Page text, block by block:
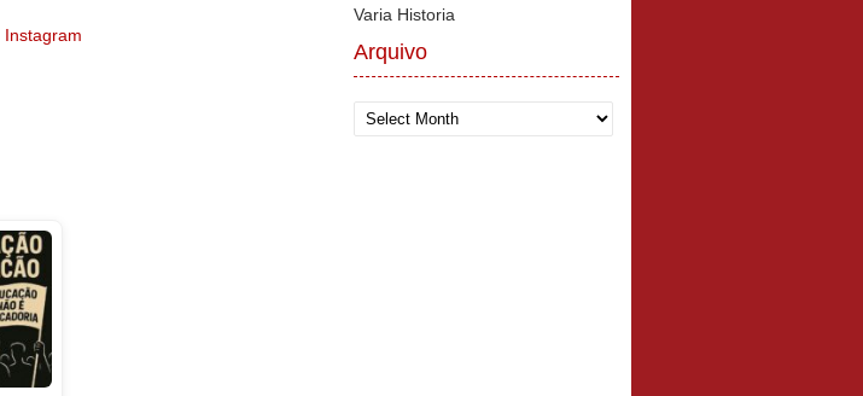
Instagram
Varia Historia
Arquivo
Arquivo